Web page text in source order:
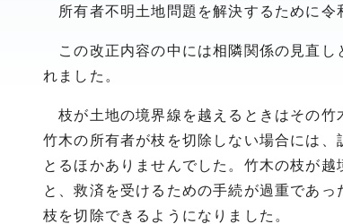
所有者不明土地問題を解決するために令
この改正内容の中には相隣関係の見直し
れました。
枝が土地の境界線を越えるときはその竹
竹木の所有者が枝を切除しない場合には
とるほかありませんでした。竹木の枝が
と、救済を受けるための手続が過重であ
枝を切除できるようになりました。